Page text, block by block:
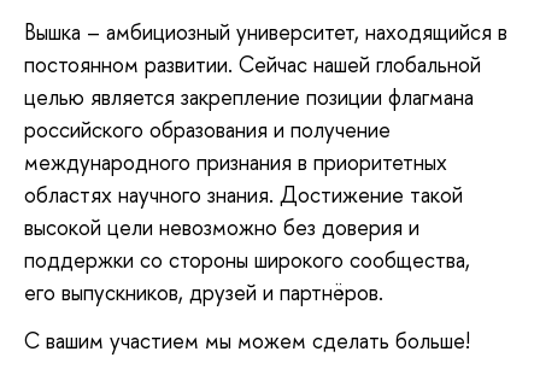
Вышка – амбициозный университет, находящийся в
постоянном развитии. Сейчас нашей глобальной
целью является закрепление позиции флагмана
российского образования и получение
международного признания в приоритетных
областях научного знания. Достижение такой
высокой цели невозможно без доверия и
поддержки со стороны широкого сообщества,
его выпускников, друзей и партнёров.
С вашим участием мы можем сделать больше!